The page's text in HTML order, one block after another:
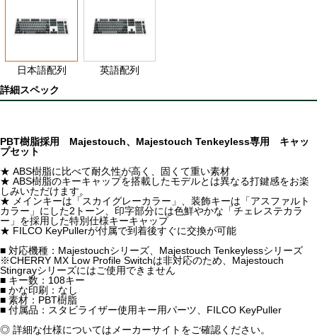
日本語配列
英語配列
詳細スペック
PBT樹脂採用 Majestouch、Majestouch Tenkeyless専用 キャッ
プセット
★ ABS樹脂に比べて耐久性が高く、固くて重い素材
★ ABS樹脂のキーキャップを搭載したモデルとは異なる打鍵感をお楽
しみいただけます。
★ メインキーは「スカイグレーカラー」、装飾キーは「アスファルト
カラー」にした2トーン、印字部分には色鮮やかな「チェレステカラ
ー」を採用した特別仕様キーキャップ
★ FILCO KeyPullerが付属で到着後すぐに交換が可能
■ 対応機種：Majestouchシリーズ、Majestouch Tenkeylessシリーズ
※CHERRY MX Low Profile Switchは非対応のため、Majestouch
Stingrayシリーズにはご使用できません
■ キー数：108キー
■ かな印刷：なし
■ 素材：PBT樹脂
■ 付属品：スタビライザー使用キー用パーツ、FILCO KeyPuller
◎ 詳細な仕様についてはメーカーサイトをご確認ください。